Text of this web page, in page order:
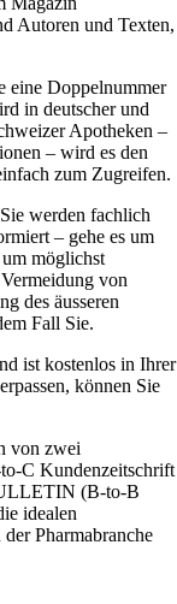
Autoren und Texten,
eine Doppelnummer
in deutscher und
Apotheken –
– wird es den
zum Zugreifen.
werden fachlich
– gehe es um
möglichst
von
des äusseren
Fall Sie.
ist kostenlos in Ihrer
können Sie
von zwei
C Kundenzeitschrift
(B-to-B
idealen
Pharmabranche